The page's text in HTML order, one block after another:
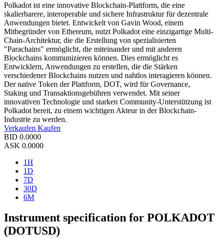
Polkadot ist eine innovative Blockchain-Plattform, die eine
skalierbarere, interoperable und sichere Infrastruktur für dezentrale
Anwendungen bietet. Entwickelt von Gavin Wood, einem
Mitbegründer von Ethereum, nutzt Polkadot eine einzigartige Multi-
Chain-Architektur, die die Erstellung von spezialisierten
"Parachains" ermöglicht, die miteinander und mit anderen
Blockchains kommunizieren können. Dies ermöglicht es
Entwicklern, Anwendungen zu erstellen, die die Stärken
verschiedener Blockchains nutzen und nahtlos interagieren können.
Der native Token der Plattform, DOT, wird für Governance,
Staking und Transaktionsgebühren verwendet. Mit seiner
innovativen Technologie und starken Community-Unterstützung ist
Polkadot bereit, zu einem wichtigen Akteur in der Blockchain-
Industrie zu werden.
Verkaufen Kaufen
BID 0.0000
ASK 0.0000
1H
1D
7D
30D
6M
Instrument specification for POLKADOT
(DOTUSD)